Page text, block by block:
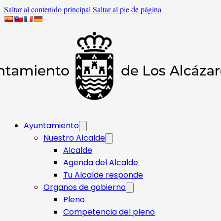
Saltar al contenido principal Saltar al pie de página
Ayuntamiento
Nuestro Alcalde
Alcalde
Agenda del Alcalde
Tu Alcalde responde​
Organos de gobierno
Pleno
Competencia del pleno